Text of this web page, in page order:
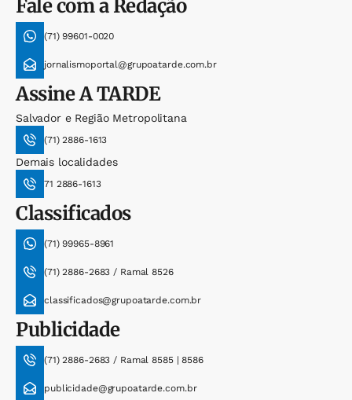
Fale com a Redação
(71) 99601-0020
jornalismoportal@grupoatarde.com.br
AssineA TARDE
Salvador e Região Metropolitana
(71) 2886-1613
Demais localidades
71 2886-1613
Classificados
(71) 99965-8961
(71) 2886-2683 / Ramal 8526
classificados@grupoatarde.com.br
Publicidade
(71) 2886-2683 / Ramal 8585 | 8586
publicidade@grupoatarde.com.br